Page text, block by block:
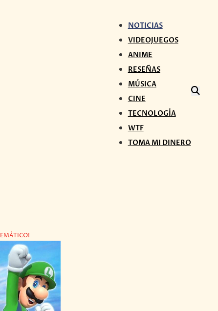
NOTICIAS
VIDEOJUEGOS
ANIME
RESEÑAS
MÚSICA
CINE
TECNOLOGÍA
WTF
TOMA MI DINERO